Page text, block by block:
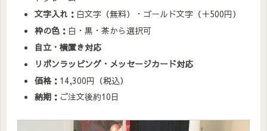
文字入れ： 白文字（無料）・ゴールド文字（＋500円）
枠の色： 白・黒・茶から選択可
自立・横置き対応
リボンラッピング・メッセージカード対応
価格： 14,300円（税込）
納期： ご注文後約10日